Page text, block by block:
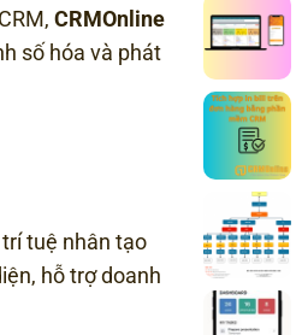
CRMOnline
số hóa và phát
tuệ nhân tạo
hỗ trợ doanh